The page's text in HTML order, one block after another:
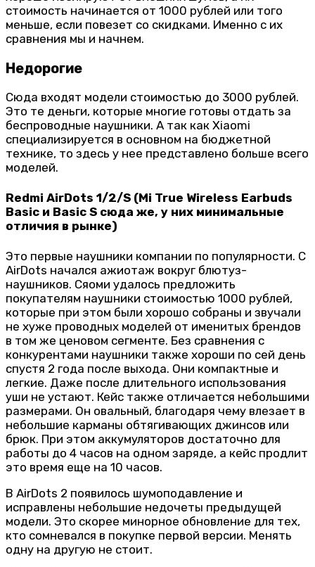
стоимость начинается от 1000 рублей или того
меньше, если повезет со скидками. Именно с их
сравнения мы и начнем.
Недорогие
Сюда входят модели стоимостью до 3000 рублей.
Это те деньги, которые многие готовы отдать за
беспроводные наушники. А так как Xiaomi
специализируется в основном на бюджетной
технике, то здесь у нее представлено больше всего
моделей.
Redmi AirDots 1/2/S (Mi True Wireless Earbuds
Basic и Basic S сюда же, у них минимальные
отличия в рынке)
Это первые наушники компании по популярности. С
AirDots начался ажиотаж вокруг блютуз-
наушников. Сяоми удалось предложить
покупателям наушники стоимостью 1000 рублей,
которые при этом были хорошо собраны и звучали
не хуже проводных моделей от именитых брендов
в том же ценовом сегменте. Без сравнения с
конкурентами наушники также хороши по сей день
спустя 2 года после выхода. Они компактные и
легкие. Даже после длительного использования
уши не устают. Кейс также отличается небольшими
размерами. Он овальный, благодаря чему влезает в
небольшие карманы обтягивающих джинсов или
брюк. При этом аккумуляторов достаточно для
работы до 4 часов на одном заряде, а кейс продлит
это время еще на 10 часов.
В AirDots 2 появилось шумоподавление и
исправлены небольшие недочеты предыдущей
модели. Это скорее минорное обновление для тех,
кто сомневался в покупке первой версии. Менять
одну на другую не стоит.